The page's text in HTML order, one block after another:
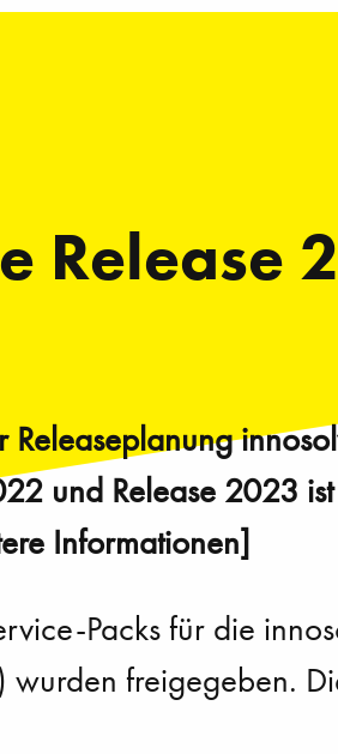
Release
und Release 2023
Informationen]
Packs für die
wurden freigegeben.